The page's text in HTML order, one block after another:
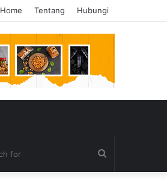
Home Tentang Hubungi